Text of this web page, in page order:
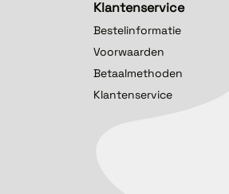
Klantenservice
Bestelinformatie
Voorwaarden
Betaalmethoden
Klantenservice